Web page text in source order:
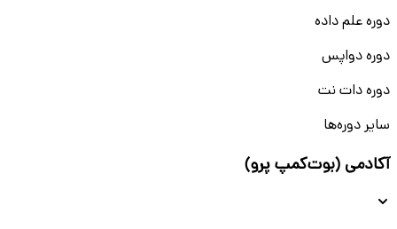
دوره علم داده
دوره دواپس
دوره دات نت
سایر دوره‌ها
آکادمی (بوت‌کمپ پرو)